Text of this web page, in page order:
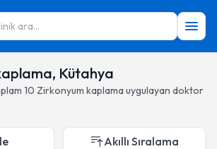
ara...
Kütahya
10 Zirkonyum kaplama uygulayan doktor
Akıllı Sıralama